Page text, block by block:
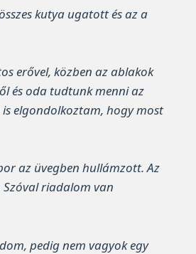
kutya ugatott és az a
erővel, közben az ablakok
és oda tudtunk menni az
elgondolkoztam, hogy most
az üvegben hullámzott. Az
riadalom van
pedig nem vagyok egy